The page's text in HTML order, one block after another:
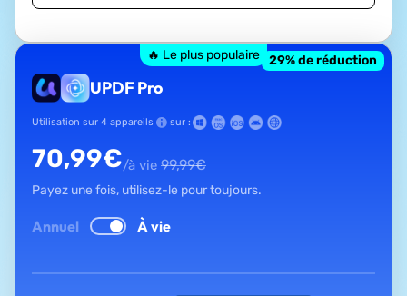
🔥 Le plus populaire
UPDF Pro
29% de réduction
Utilisation sur 4 appareils sur :
70,99€/à vie 99,99€
Payez une fois, utilisez-le pour toujours.
Annuel À vie